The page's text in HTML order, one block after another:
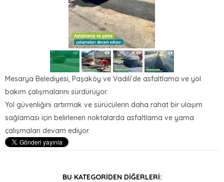
Mesarya Belediyesi, Paşaköy ve Vadili’de asfaltlama ve yol
bakım çalışmalarını sürdürüyor.
Yol güvenliğini artırmak ve sürücülerin daha rahat bir ulaşım
sağlaması için belirlenen noktalarda asfaltlama ve yama
çalışmaları devam ediyor.
BU KATEGORIDEN DIĞERLERI: